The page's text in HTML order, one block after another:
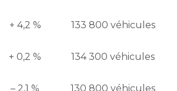
+ 4,2 % 133 800 véhicules
+ 0,2 % 134 300 véhicules
– 2,1 % 130 800 véhicules